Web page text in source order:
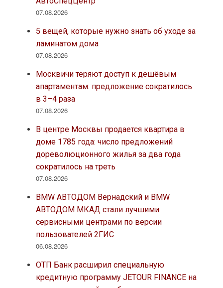
07.08.2026
5 вещей, которые нужно знать об уходе за
ламинатом дома
07.08.2026
Москвичи теряют доступ к дешёвым
апартаментам: предложение сократилось
в 3–4 раза
07.08.2026
В центре Москвы продается квартира в
доме 1785 года: число предложений
дореволюционного жилья за два года
сократилось на треть
07.08.2026
BMW АВТОДОМ Вернадский и BMW
АВТОДОМ МКАД стали лучшими
сервисными центрами по версии
пользователей 2ГИС
06.08.2026
ОТП Банк расширил специальную
кредитную программу JETOUR FINANCE на